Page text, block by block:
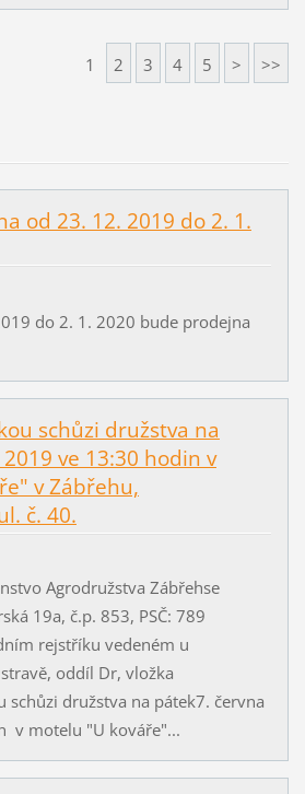
1 2 3 4 5 > >>
od 23. 12. 2019 do 2. 1.
do 2. 1. 2020 bude prodejna
schůzi družstva na
ve 13:30 hodin v
v Zábřehu,
č. 40.
Agrodružstva Zábřehse
19a, č.p. 853, PSČ: 789
rejstříku vedeném u
oddíl Dr, vložka
schůzi družstva na pátek7. června
v motelu "U kováře"...